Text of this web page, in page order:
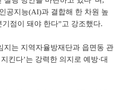
공지능(AI)과 결합해 한 차원 높
기점이 돼야 한다”고 강조했다.
지는 지역자율방재단과 읍면동 관
킨다’는 강력한 의지로 예방·대